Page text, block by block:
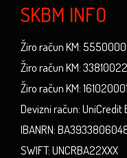
SKBM INFO
Žiro račun KM:
Žiro račun KM:
Žiro račun KM:
Devizni račun: UniCredit
IBANRN:
SWIFT: UNCRBA22XXX